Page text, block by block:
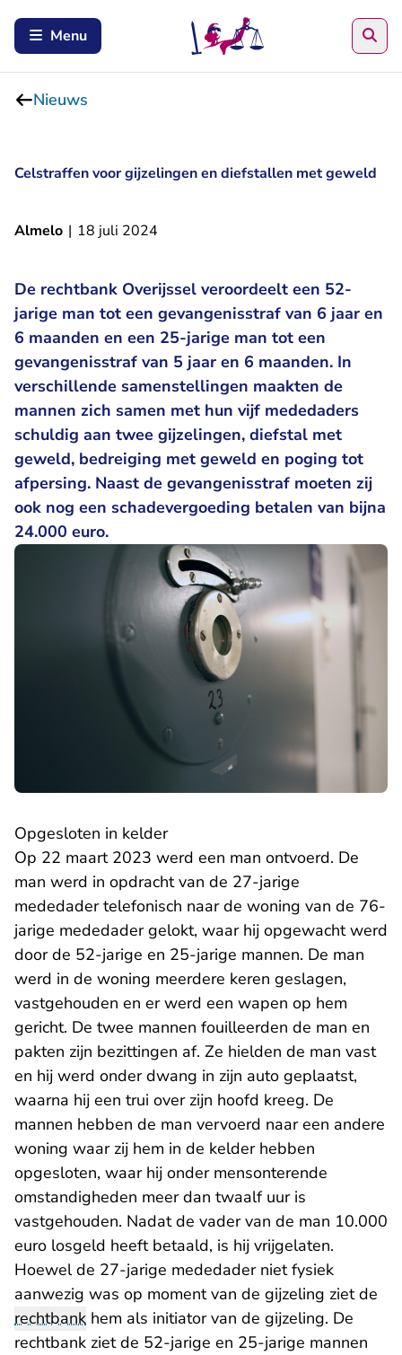
Menu
Nieuws
Celstraffen voor gijzelingen en diefstallen met geweld
Almelo | 18 juli 2024
De rechtbank Overijssel veroordeelt een 52-
jarige man tot een gevangenisstraf van 6 jaar en
6 maanden en een 25-jarige man tot een
gevangenisstraf van 5 jaar en 6 maanden. In
verschillende samenstellingen maakten de
mannen zich samen met hun vijf mededaders
schuldig aan twee gijzelingen, diefstal met
geweld, bedreiging met geweld en poging tot
afpersing. Naast de gevangenisstraf moeten zij
ook nog een schadevergoeding betalen van bijna
24.000 euro.
Opgesloten in kelder
Op 22 maart 2023 werd een man ontvoerd. De
man werd in opdracht van de 27-jarige
mededader telefonisch naar de woning van de 76-
jarige mededader gelokt, waar hij opgewacht werd
door de 52-jarige en 25-jarige mannen. De man
werd in de woning meerdere keren geslagen,
vastgehouden en er werd een wapen op hem
gericht. De twee mannen fouilleerden de man en
pakten zijn bezittingen af. Ze hielden de man vast
en hij werd onder dwang in zijn auto geplaatst,
waarna hij een trui over zijn hoofd kreeg. De
mannen hebben de man vervoerd naar een andere
woning waar zij hem in de kelder hebben
opgesloten, waar hij onder mensonterende
omstandigheden meer dan twaalf uur is
vastgehouden. Nadat de vader van de man 10.000
euro losgeld heeft betaald, is hij vrijgelaten.
Hoewel de 27-jarige mededader niet fysiek
aanwezig was op moment van de gijzeling ziet de
rechtbank hem als initiator van de gijzeling. De
rechtbank ziet de 52-jarige en 25-jarige mannen